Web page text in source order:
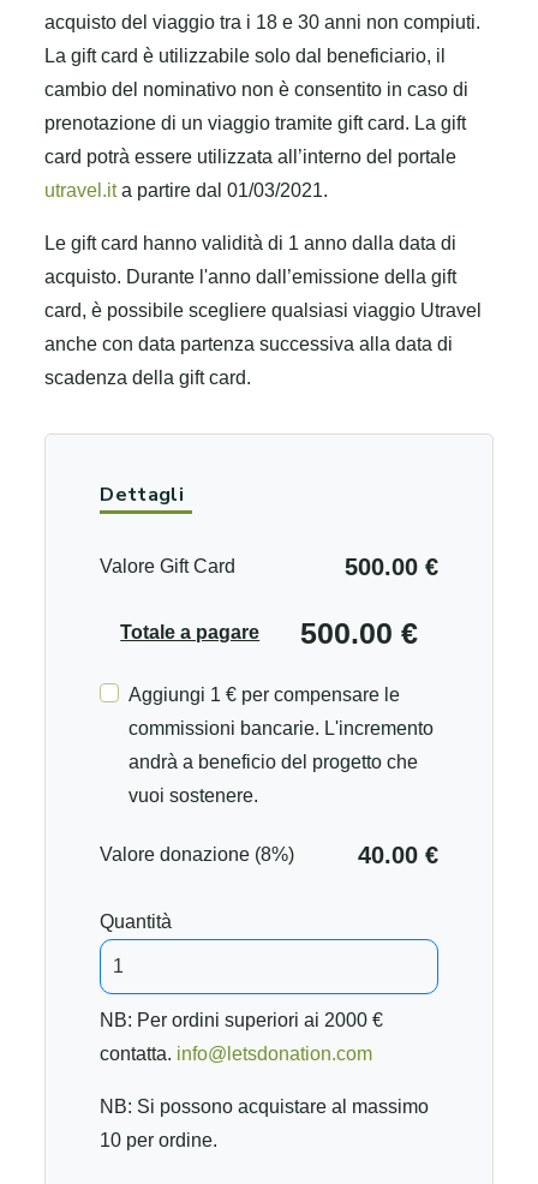
acquisto del viaggio tra i 18 e 30 anni non compiuti.
La gift card è utilizzabile solo dal beneficiario, il
cambio del nominativo non è consentito in caso di
prenotazione di un viaggio tramite gift card. La gift
card potrà essere utilizzata all’interno del portale
utravel.ita partire dal 01/03/2021.
Le gift card hanno validità di 1 anno dalla data di
acquisto. Durante l'anno dall’emissione della gift
card, è possibile scegliere qualsiasi viaggio Utravel
anche con data partenza successiva alla data di
scadenza della gift card.
Dettagli
Valore Gift Card 500.00 €
Totale a pagare 500.00 €
Aggiungi 1 € per compensare le
commissioni bancarie. L'incremento
andrà a beneficio del progetto che
vuoi sostenere.
Valore donazione (8%) 40.00 €
Quantità
NB: Per ordini superiori ai 2000 €
contatta. info@letsdonation.com
NB: Si possono acquistare al massimo
10 per ordine.